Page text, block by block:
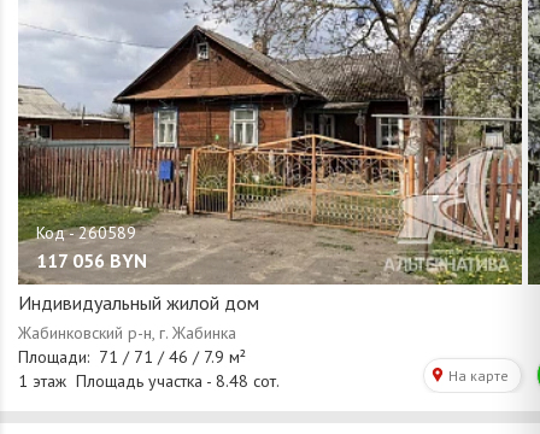
117 056 BYN
Индивидуальный жилой дом